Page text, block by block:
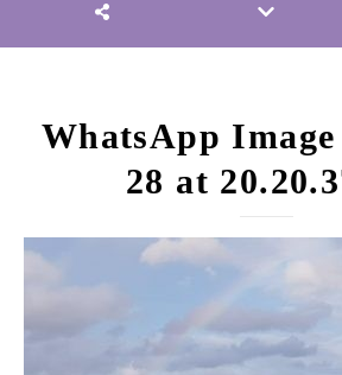
WhatsApp Image
28 at